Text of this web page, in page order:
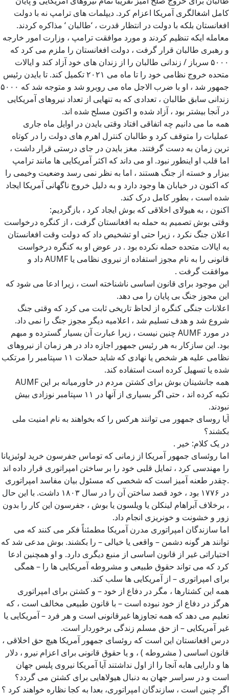
کامل اشغالگری آمریکا اعزام کرد. دیپلمات های ترامپ نه با دولت
افغانستان بلکه با دولت در انتظار قدرت ، ‘طالبان ‘ مذاکره کردند.
معامله ایکه تنظیم کردند و مورد موافقت ترامپ ، وزارت امور خارجه
و رهبری طالبان قرار گرفت ، دولت افغانستان را ملزم می کرد که
۵۰۰۰ سرباز / زندانی طالبان را از زندان های خود آزاد کند و ایالات
متحده خروج نظامی خود را تا ماه می ۲۰۲۱ تکمیل کند. تا بایدن رئیس
جمهور شد ، او با ضرب الاجل ماه می روبرو شد و متوجه شد که ۵۰۰۰
زندانی سابق طالبان ، تعدادی که به تنهایی از تعداد نیروهای آمریکایی
در آنجا بیشتر بود ، آزاد شده و اکنون مسلح شده اند.
همه ما می دانیم چه اتفاقی افتاد وقتی بایدن در اوایل ماه جاری
عملیات را متوقف کرد و طالبان کنترل اهرم های دولت را در کوتاه
ترین زمان به دست گرفتند. مغز بایدن در جای درستی قرار داشت ،
اما قلب او اینطور نبود. او می داند که اکثر آمریکایی ها مانند ترامپ
بیزار و خسته از جنگ هستند ، اما به نظر نمی رسد وضعیت وخیمی را
که اکنون در خیابان ها وجود دارد و به دلیل خروج ناگهانی آمریکا ایجاد
شده است ، بطور کامل درک کند.
اکنون ، به هیولای اخلاقی که بوش ایجاد کرد ، بازگردیم:
وقتی بوش تصمیم به حمله به افغانستان گرفت ، از کنگره درخواست
اعلان جنگ نکرد ، زیرا حتی او تشخیص داد که دولت وقت افغانستان
به ایالات متحده حمله نکرده بود . در عوض او به کنگره درخواست
قانونی را به نام مجوز استفاده از نیروی نظامی یا AUMF داد و
موافقت گرفت .
این موجود برای قانون اساسی ناشناخته است ، زیرا ادعا می شود که
این مجوز جنگ بی پایان را می دهد.
اعلانات جنگی کنگره از لحاظ تاریخی ثابت می کرد که وقتی جنگ
شروع شد و هدف تسلیم شد ، اعلامیه دیگر مجوز جنگ را نمی داد.
در مورد AUMF چنین نیست ، زیرا عبارت آن بسیار گسترده و مبهم
بود. این سازکار به هر رئیس جمهور اجازه داد در هر زمان از نیروهای
نظامی علیه هر شخص یا نهادی که شاید حملات ۱۱ سپتامبر را مرتکب
شده یا تسهیل کرده است استفاده کند.
همه جانشینان بوش برای کشتن مردم در خاورمیانه بر این AUMF
تکیه کرده اند ، حتی اگر بسیاری از آنها در ۱۱ سپتامبر نوزادی بیش
نبودند.
آیا روسای جمهور می توانند هرکس را که بخواهند به نام امنیت ملی
بکشند؟
در یک کلام: خیر .
اما روئسای جمهور آمریکا از زمانی که توماس جفرسون خرید لوئیزیانا
را مهندسی کرد ، تمایل قلبی خود را بر ساختن امپراتوری قرار داده اند
.چقدر طعنه آمیز است که شخصی که مسئول بیان مفاسد امپراتوری
در ۱۷۷۶ بود ، خود قصد ساختن آن را در سال ۱۸۰۳ داشت. با این حال
، برخلاف آبراهام لینکلن یا ویلسون یا بوش ، جفرسون این کار را بدون
زور و خشونت و خونریزی انجام داد.
اما سازندگان امپراتوری مدرن آمریکا مطمئناً فکر می کنند که می
توانند هر گونه دشمن – واقعی یا خیالی – را بکشند. بوش مدعی شد که
اختیاراتی غیر از قانون اساسی از منبع دیگری دارد. و او همچنین ادعا
کرد که می تواند حقوق طبیعی و مشروطه آمریکایی ها را – همگی
برای امپراتوری – از آمریکایی ها سلب کند.
همه این کشتارها ، مگر در دفاع از خود – و کشتن برای امپراتوری
هرگز در دفاع از خود نبوده است – با قانون طبیعی مخالف است ، که
تعلیم می دهد که همه تجاوزها غیرقانونی است و هر فرد – آمریکایی یا
غیر آمریکایی – از حق مسلم زندگی برخوردار است.
درس افغانستان این است که روئسای جمهور آمریکا هیچ حق اخلاقی ،
قانون اساسی ( مشروطه ) ، و یا حقوق قانونی برای اعزام نیرو ، دلار
ها و دارایی هابه آنجا را از اول نداشتند آیا آمریکا نیروی پلیس جهان
است و در سراسر جهان به دنبال هیولاهایی برای کشتن می گردد؟
اگر چنین است ، سازندگان امپراتوری، بعدا به کجا نظاره خواهند کرد ؟